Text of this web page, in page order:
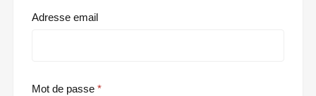
Adresse email
Mot de passe